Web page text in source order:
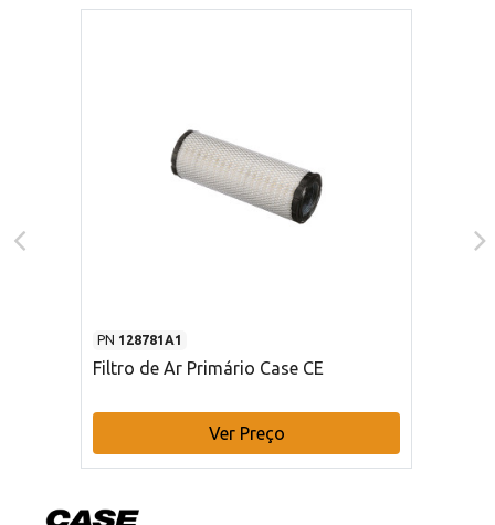
PN 128781A1
Filtro de Ar Primário Case CE
Ver Preço